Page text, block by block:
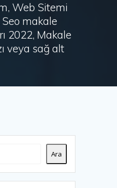
Web Sitemi
makale
2022, Makale
veya sağ alt
Ara